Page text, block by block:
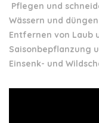
Pflegen und
Wässern und
Entfernen von Laub
Saisonbepflanzung
Einsenk- und